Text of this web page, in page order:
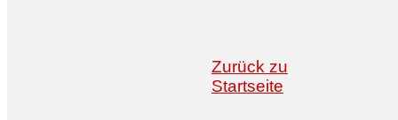
Zurück zu
Startseite